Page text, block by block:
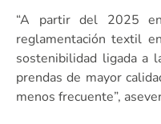
“A partir del 2025
reglamentación textil
sostenibilidad ligada a
prendas de mayor
menos frecuente”,